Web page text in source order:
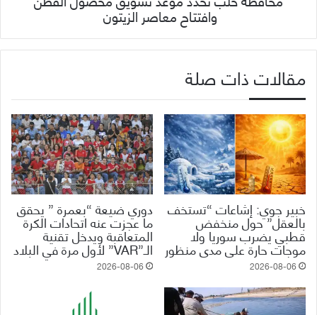
وافتتاح معاصر الزيتون
مقالات ذات صلة
خبير جوي: إشاعات “تستخف
بالعقل” حول منخفض
قطبي يضرب سوريا ولا
موجات حارة على مدى منظور
2026-08-06
دوري ضيعة “بعمرة ” يحقق
ما عجزت عنه اتحادات الكرة
المتعاقبة ويدخل تقنية
الـ”VAR” لأول مرة في البلاد
2026-08-06